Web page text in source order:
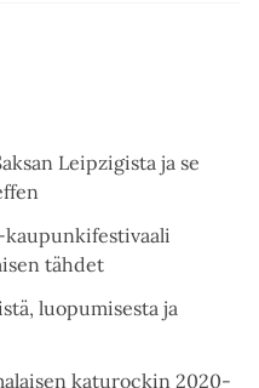
Leipzigista ja se
kaupunkifestivaali
tähdet
luopumisesta ja
katurockin 2020-